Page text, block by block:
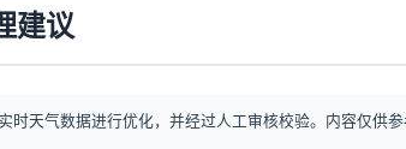
建议
时天气数据进行优化，并经过人工审核校验。内容仅供